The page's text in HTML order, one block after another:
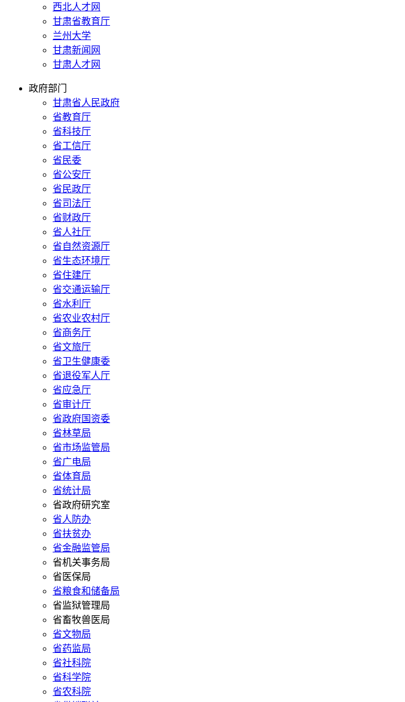
西北人才网
甘肃省教育厅
兰州大学
甘肃新闻网
甘肃人才网
政府部门
甘肃省人民政府
省教育厅
省科技厅
省工信厅
省民委
省公安厅
省民政厅
省司法厅
省财政厅
省人社厅
省自然资源厅
省生态环境厅
省住建厅
省交通运输厅
省水利厅
省农业农村厅
省商务厅
省文旅厅
省卫生健康委
省退役军人厅
省应急厅
省审计厅
省政府国资委
省林草局
省市场监管局
省广电局
省体育局
省统计局
省政府研究室
省人防办
省扶贫办
省金融监管局
省机关事务局
省医保局
省粮食和储备局
省监狱管理局
省畜牧兽医局
省文物局
省药监局
省社科院
省科学院
省农科院